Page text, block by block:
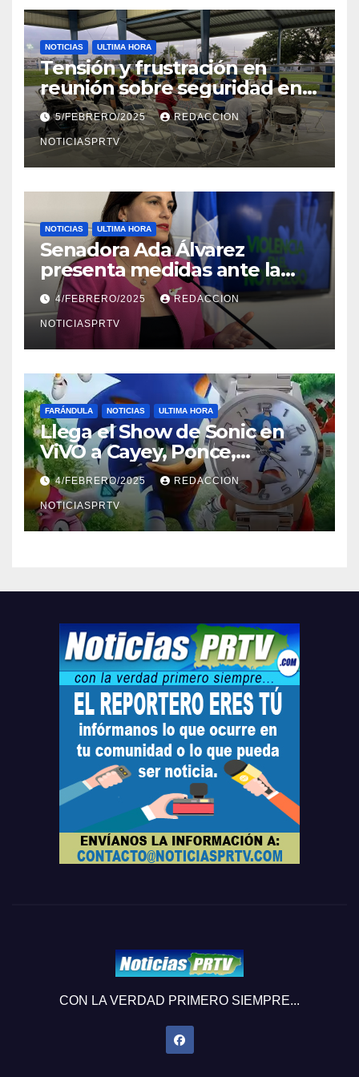
NOTICIAS ULTIMA HORA
Tensión y frustración en
reunión sobre seguridad en
Reparto Metropolitano
5/FEBRERO/2025 REDACCION
NOTICIASPRTV
NOTICIAS ULTIMA HORA
Senadora Ada Álvarez
presenta medidas ante la
violencia en el noviazgo
4/FEBRERO/2025 REDACCION
NOTICIASPRTV
FARÁNDULA NOTICIAS ULTIMA HORA
Llega el Show de Sonic en
ViVO a Cayey, Ponce,
Barceloneta y Humacao,
Relojes gratis para el que
compre ahora….
4/FEBRERO/2025 REDACCION
NOTICIASPRTV
CON LA VERDAD PRIMERO SIEMPRE...